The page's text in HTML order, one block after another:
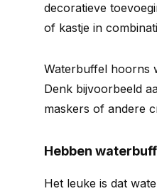
decoratieve
of kastje in
Waterbuffel hoorns
Denk bijvoorbeeld
maskers of andere
Hebben
Het leuke is dat